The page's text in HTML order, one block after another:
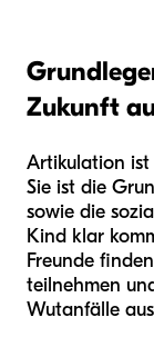
Zukunft
Artikulation ist
Sie ist die
sowie die
Kind klar
Freunde
teilnehmen
Wutanfälle